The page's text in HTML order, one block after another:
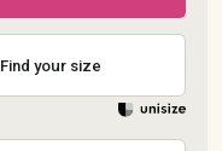
Find your size